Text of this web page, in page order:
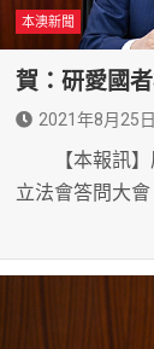
本澳新聞
賀：研愛國
2021年8月25日
【本報訊】
立法會答問大